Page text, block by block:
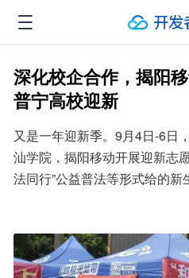
深化校企合作，揭阳
普宁高校迎新
又是一年迎新季。9月4日-6日
汕学院，揭阳移动开展迎新志
法同行”公益普法等形式给的新